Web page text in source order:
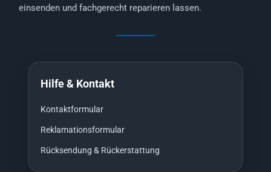
einsenden und fachgerecht reparieren lassen.
Hilfe & Kontakt
Kontaktformular
Reklamationsformular
Rücksendung & Rückerstattung